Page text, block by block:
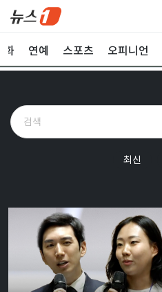
화 연예 스포츠 오피니언
최신